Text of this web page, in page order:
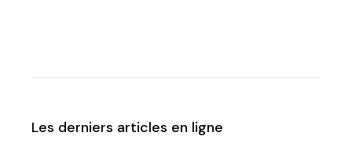
Les derniers articles en ligne